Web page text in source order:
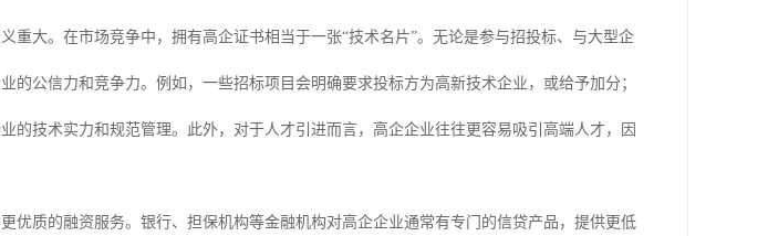
重大。在市场竞争中，拥有高企证书相当于一张“技术名片”。无论是参与招投标、与大型企
的公信力和竞争力。例如，一些招标项目会明确要求投标方为高新技术企业，或给予加分；
的技术实力和规范管理。此外，对于人才引进而言，高企企业往往更容易吸引高端人才，因
优质的融资服务。银行、担保机构等金融机构对高企企业通常有专门的信贷产品，提供更低